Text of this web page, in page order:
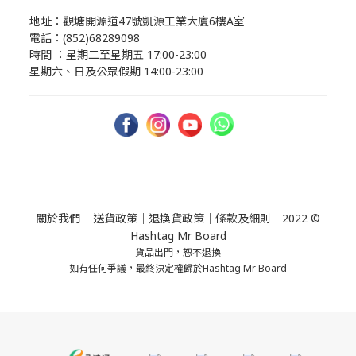
地址：觀塘開源道47號凱源工業大廈6樓A室
電話：(852)68289098
時間 ：星期二至星期五 17:00-23:00
星期六、日及公眾假期 14:00-23:00
關於我們 送貨政策 ｜ 退換貨政策 ｜ 條款及細則 ｜2022 ©
Hashtag Mr Board
貨品出門，恕不退換
如有任何爭議，最終決定權歸於Hashtag Mr Board